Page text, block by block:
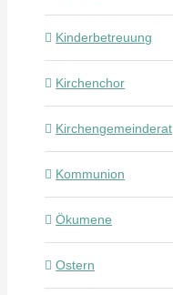
Kinderbetreuung
Kirchenchor
Kirchengemeinderat
Kommunion
Ökumene
Ostern